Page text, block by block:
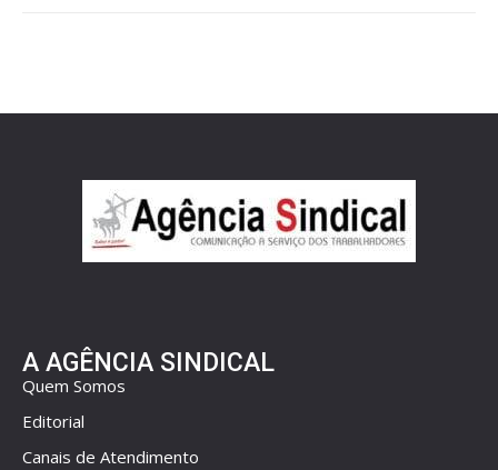
A AGÊNCIA SINDICAL
Quem Somos
Editorial
Canais de Atendimento